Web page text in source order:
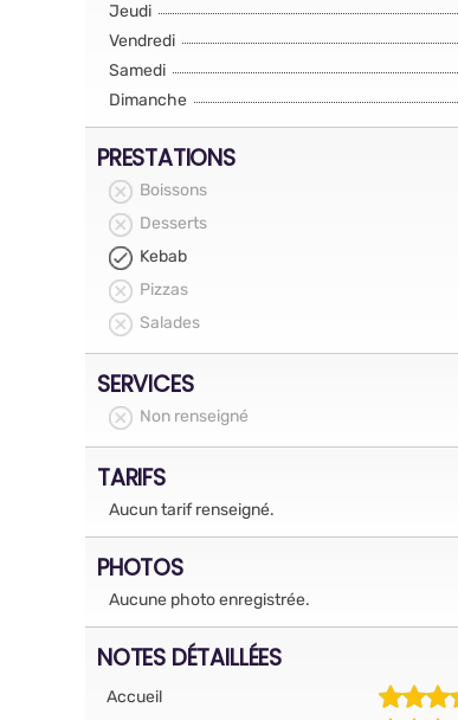
Jeudi
Vendredi
Samedi
Dimanche
PRESTATIONS
Boissons
Desserts
Kebab
Pizzas
Salades
SERVICES
Non renseigné
TARIFS
Aucun tarif renseigné.
PHOTOS
Aucune photo enregistrée.
NOTES DÉTAILLÉES
Accueil